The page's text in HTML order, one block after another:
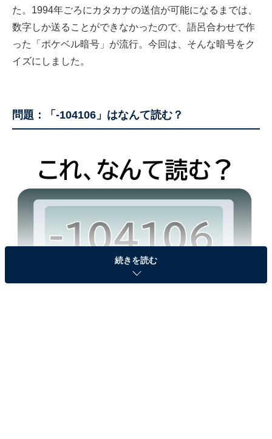
た。1994年ごろにカタカナの送信が可能になるまでは、
数字しか送ることができなかったので、語呂合わせで作
った「ポケベル暗号」が流行。今回は、そんな暗号をク
イズにしました。
問題：「-104106」はなんて読む？
続きを読む